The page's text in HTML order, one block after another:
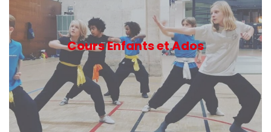
Cours Enfants et Ados